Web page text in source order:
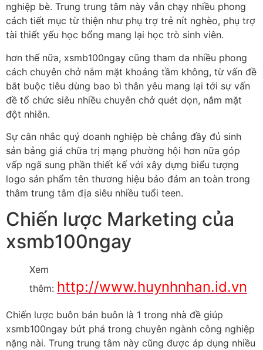
nghiệp bè. Trung trung tâm này vẫn chạy nhiều phong
cách tiết mục từ thiện như phụ trợ trẻ nít nghèo, phụ trợ
tài thiết yếu học bổng mang lại học trò sinh viên.
hơn thế nữa, xsmb100ngay cũng tham da nhiều phong
cách chuyên chở nắm mặt khoảng tầm không, từ vấn đề
bắt buộc tiêu dùng bao bì thân yêu mang lại tới sự vấn
đề tổ chức siêu nhiều chuyên chở quét dọn, nắm mặt
đột nhiên.
Sự cân nhắc quý doanh nghiệp bè chẳng đầy đủ sinh
sản bảng giá chữa trị mạng phường hội hơn nữa góp
vấp ngã sung phần thiết kế với xây dựng biểu tượng
logo sản phẩm tên thương hiệu bảo đảm an toàn trong
thâm trung tâm địa siêu nhiều tuổi teen.
Chiến lược Marketing của
xsmb100ngay
Xem
thêm: http://www.huynhnhan.id.vn
Chiến lược buôn bán buôn là 1 trong nhà đề giúp
xsmb100ngay bứt phá trong chuyên ngành công nghiệp
nặng nài. Trung trung tâm này cũng được áp dụng nhiều